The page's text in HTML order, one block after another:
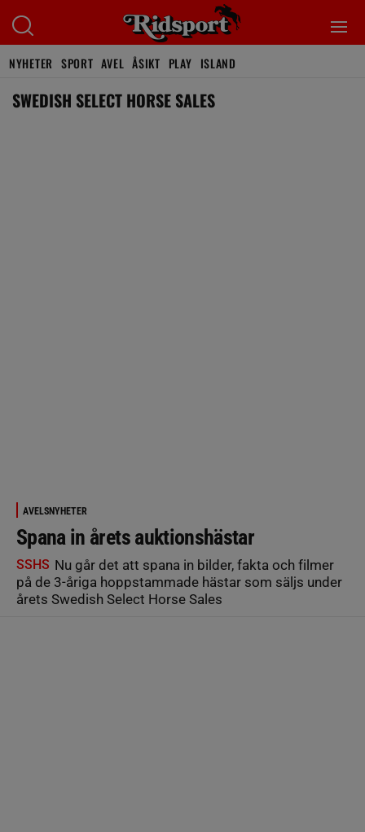
NYHETER SPORT AVEL ÅSIKT PLAY ISLAND
SWEDISH SELECT HORSE SALES
AVELSNYHETER
Spana in årets auktionshästar
SSHS Nu går det att spana in bilder, fakta och filmer
på de 3-åriga hoppstammade hästar som säljs under
årets Swedish Select Horse Sales